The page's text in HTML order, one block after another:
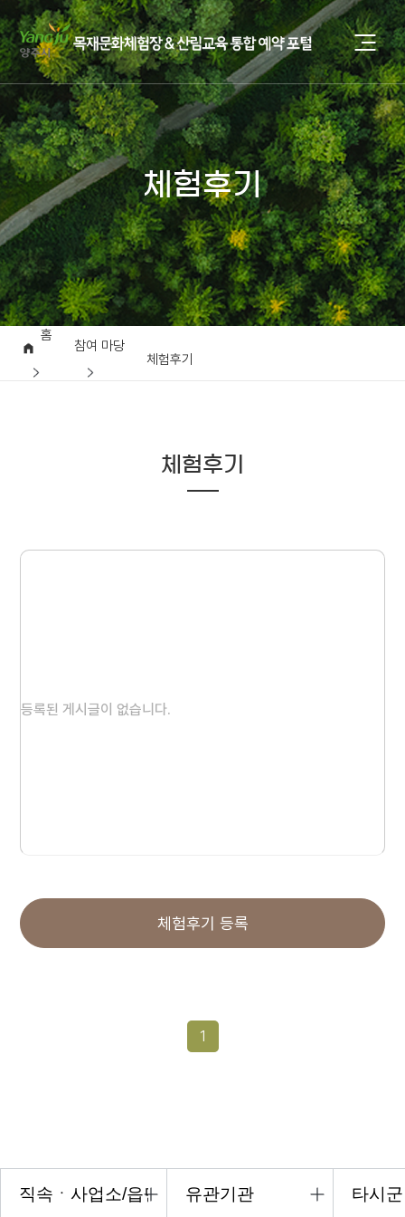
체험후기
홈
참여 마당
체험후기
체험후기
등록된 게시글이 없습니다.
체험후기 등록
1